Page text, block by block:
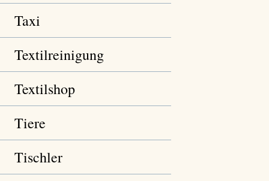
Taxi
Textilreinigung
Textilshop
Tiere
Tischler